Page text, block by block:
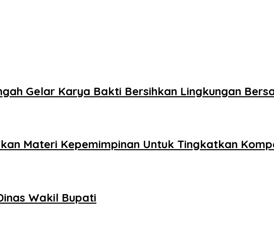
Gelar Karya Bakti Bersihkan Lingkungan
Materi Kepemimpinan Untuk Tingkatkan
Wakil Bupati